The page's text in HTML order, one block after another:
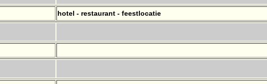
hotel - restaurant - feestlocatie